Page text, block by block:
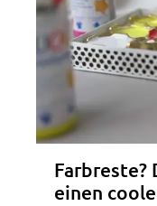
Farbreste?
einen